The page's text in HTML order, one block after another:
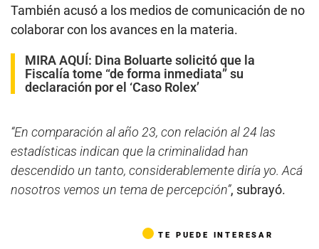
También acusó a los medios de comunicación de no
colaborar con los avances en la materia.
MIRA AQUÍ: Dina Boluarte solicitó que la
Fiscalía tome “de forma inmediata” su
declaración por el ‘Caso Rolex’
“En comparación al año 23, con relación al 24 las
estadísticas indican que la criminalidad han
descendido un tanto, considerablemente diría yo. Acá
nosotros vemos un tema de percepción”, subrayó.
TE PUEDE INTERESAR